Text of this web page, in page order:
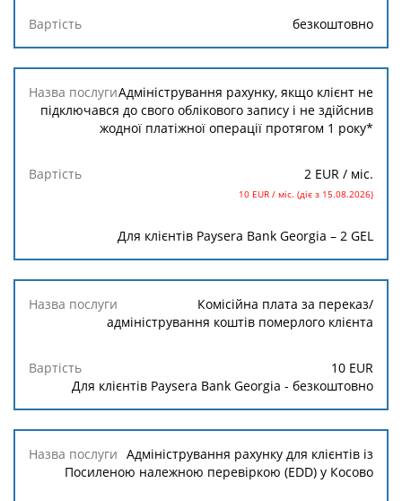
безкоштовно
Адміністрування рахунку, якщо клієнт не
підключався до свого облікового запису і не здійснив
жодної платіжної операції протягом 1 року*
2 EUR / міс.
10 EUR / міс. (діє з 15.08.2026)
Для клієнтів Paysera Bank Georgia – 2 GEL
Комісійна плата за переказ/
адміністрування коштів померлого клієнта
10 EUR
Для клієнтів Paysera Bank Georgia - безкоштовно
Адміністрування рахунку для клієнтів із
Посиленою належною перевіркою (EDD) у Косово